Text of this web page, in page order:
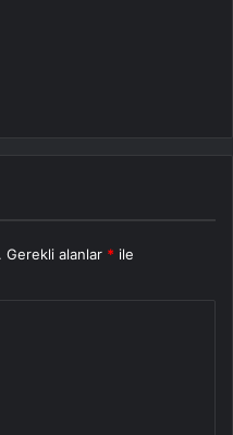
Gerekli alanlar * ile